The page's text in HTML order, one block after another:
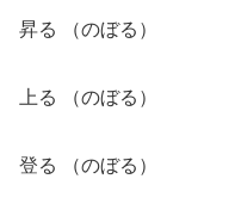
昇る （のぼる）
上る （のぼる）
登る （のぼる）